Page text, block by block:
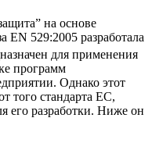
на основе
EN 529:2005 разработала
для применения
программ
Однако этот
того стандарта ЕС,
его разработки. Ниже он